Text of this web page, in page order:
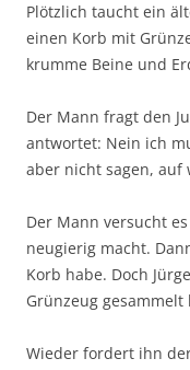
Plötzlich taucht ein
einen Korb mit
krumme Beine und
Der Mann fragt den
antwortet: Nein ich
aber nicht sagen, auf
Der Mann versucht
neugierig macht.
Korb habe. Doch
Grünzeug
Wieder fordert ihn